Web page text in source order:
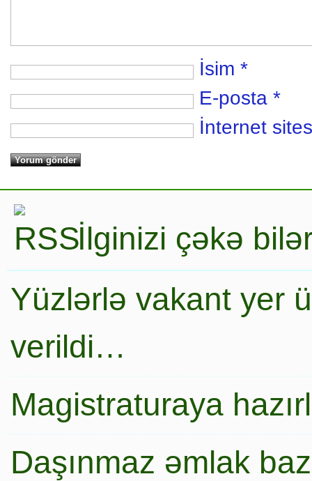
İsim *
E-posta *
İnternet
İlginizi çəkə
Yüzlərlə vakant yer
verildi…
Magistraturaya
Daşınmaz əmlak